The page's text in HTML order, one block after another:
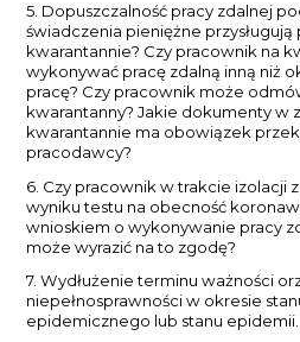
5. Dopuszczalność pracy zdalnej
świadczenia pieniężne
kwarantannie? Czy pracownik na
wykonywać pracę zdalną inną niż
pracę? Czy pracownik może
kwarantanny? Jakie dokumenty w
kwarantannie ma obowiązek
pracodawcy?
6. Czy pracownik w trakcie izolacji
wyniku testu na obecność
wnioskiem o wykonywanie pracy
może wyrazić na to zgodę?
7. Wydłużenie terminu ważności
niepełnosprawności w okresie
epidemicznego lub stanu epidemii.